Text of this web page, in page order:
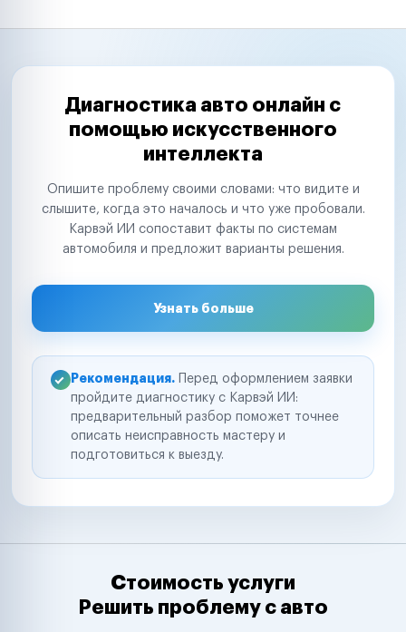
Диагностика авто онлайн с
помощью искусственного
интеллекта
Опишите проблему своими словами: что видите и
слышите, когда это началось и что уже пробовали.
Карвэй ИИ сопоставит факты по системам
автомобиля и предложит варианты решения.
Узнать больше
Рекомендация. Перед оформлением заявки
пройдите диагностику с Карвэй ИИ:
предварительный разбор поможет точнее
описать неисправность мастеру и
подготовиться к выезду.
Стоимость услуги
Решить проблему с авто